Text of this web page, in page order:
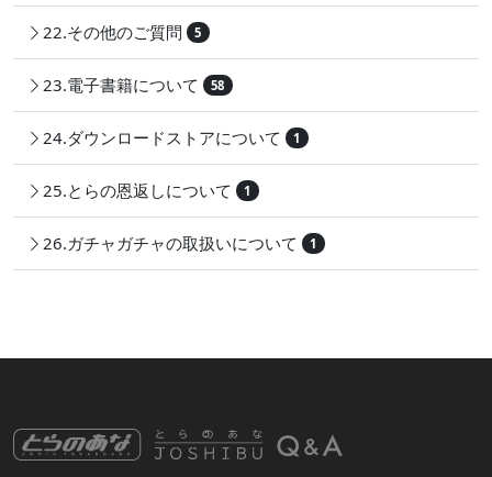
22.その他のご質問 5
23.電子書籍について 58
24.ダウンロードストアについて 1
25.とらの恩返しについて 1
26.ガチャガチャの取扱いについて 1